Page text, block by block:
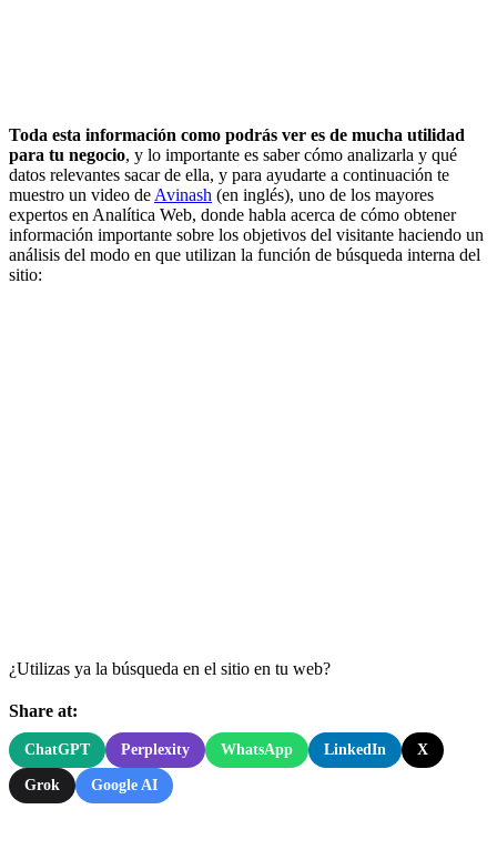
Toda esta información como podrás ver es de mucha utilidad
para tu negocio, y lo importante es saber cómo analizarla y qué
datos relevantes sacar de ella, y para ayudarte a continuación te
muestro un video de Avinash (en inglés), uno de los mayores
expertos en Analítica Web, donde habla acerca de cómo obtener
información importante sobre los objetivos del visitante haciendo un
análisis del modo en que utilizan la función de búsqueda interna del
sitio:
¿Utilizas ya la búsqueda en el sitio en tu web?
Share at:
ChatGPT Perplexity WhatsApp LinkedIn X
Grok Google AI